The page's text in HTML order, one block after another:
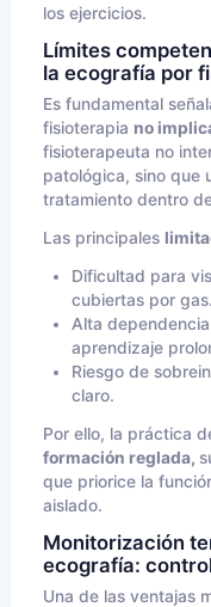
los ejercicios.
Límites
la ecografía por
Es fundamental
fisioterapia no
fisioterapeuta no
patológica, sino que
tratamiento dentro
Las principales
Dificultad para
cubiertas por gas.
Alta
aprendizaje
Riesgo de
claro.
Por ello, la práctica
formación reglada,
que priorice la
aislado.
Monitorización
ecografía:
Una de las ventajas